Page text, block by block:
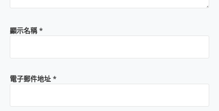
顯示名稱*
電子郵件地址 *